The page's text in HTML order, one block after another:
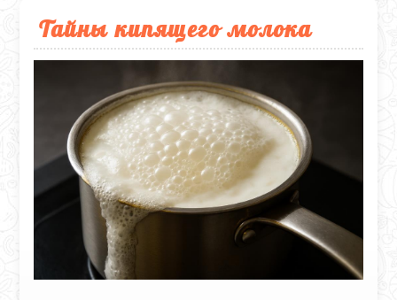
Тайны кипящего молока